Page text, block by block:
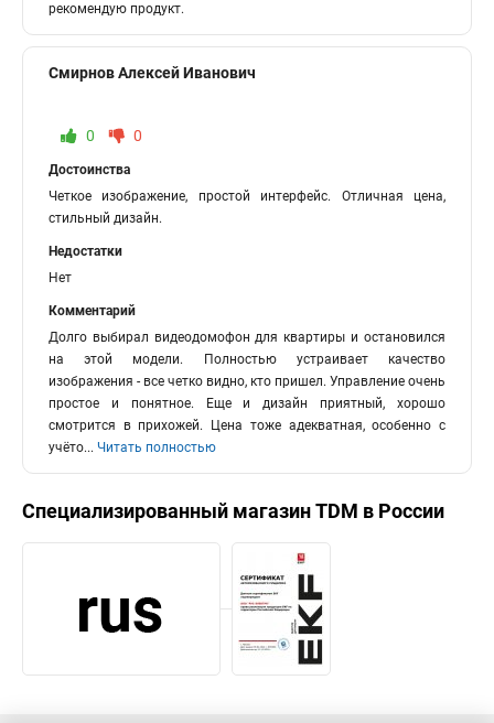
рекомендую продукт.
Смирнов Алексей Иванович
0 0
Достоинства
Четкое изображение, простой интерфейс. Отличная цена,
стильный дизайн.
Недостатки
Нет
Комментарий
Долго выбирал видеодомофон для квартиры и остановился
на этой модели. Полностью устраивает качество
изображения - все четко видно, кто пришел. Управление очень
простое и понятное. Еще и дизайн приятный, хорошо
смотрится в прихожей. Цена тоже адекватная, особенно с
учёто... Читать полностью
Специализированный магазинTDM в России